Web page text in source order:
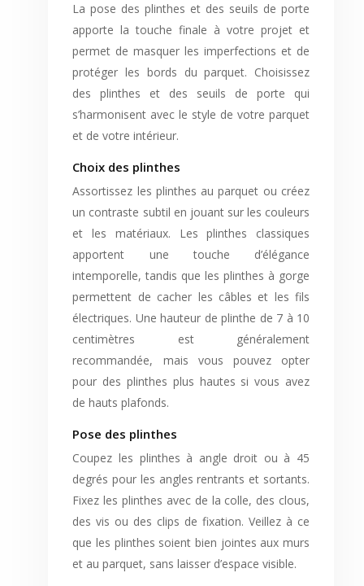
La pose des plinthes et des seuils de porte
apporte la touche finale à votre projet et
permet de masquer les imperfections et de
protéger les bords du parquet. Choisissez
des plinthes et des seuils de porte qui
s’harmonisent avec le style de votre parquet
et de votre intérieur.
Choix des plinthes
Assortissez les plinthes au parquet ou créez
un contraste subtil en jouant sur les couleurs
et les matériaux. Les plinthes classiques
apportent une touche d’élégance
intemporelle, tandis que les plinthes à gorge
permettent de cacher les câbles et les fils
électriques. Une hauteur de plinthe de 7 à 10
centimètres est généralement
recommandée, mais vous pouvez opter
pour des plinthes plus hautes si vous avez
de hauts plafonds.
Pose des plinthes
Coupez les plinthes à angle droit ou à 45
degrés pour les angles rentrants et sortants.
Fixez les plinthes avec de la colle, des clous,
des vis ou des clips de fixation. Veillez à ce
que les plinthes soient bien jointes aux murs
et au parquet, sans laisser d’espace visible.